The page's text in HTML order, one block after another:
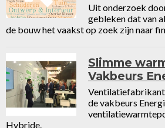
Uit onderzoek
gebleken dat van
de bouw het vaakst op zoek zijn naar
Slimme
Vakbeurs
de vakbeurs
Hybride.